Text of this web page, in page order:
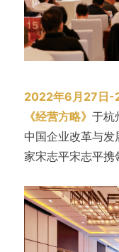
2022年6月27日-
《经营方略》 于杭
中国企业改革与
家宋志平宋志平携